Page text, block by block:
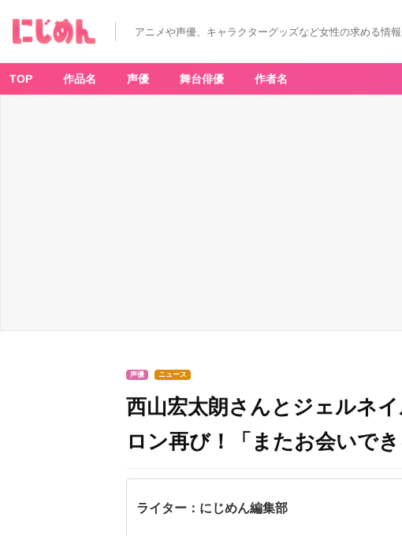
アニメや声優、キャラクターグッズなど女性の求める情
TOP 作品名 声優 舞台俳優 作者名
声優 ニュース
西山宏太朗さんとジェルネ
ロン再び！「またお会いで
ライター：にじめん編集部